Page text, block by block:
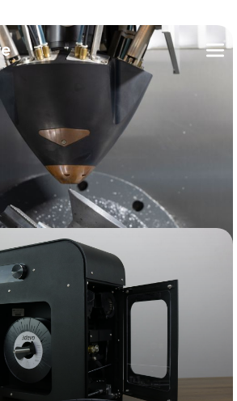
般 事例インタビュー
金属3Dプリンター